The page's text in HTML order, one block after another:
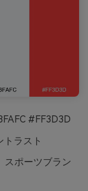
#FF3D3D
ラスト
スポーツブラン